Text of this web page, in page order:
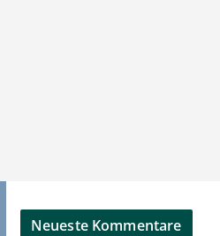
Neueste Kommentare